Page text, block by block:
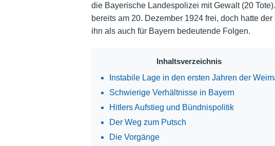
die Bayerische Landespolizei mit Gewalt (20
bereits am 20. Dezember 1924 frei, doch hatte
ihn als auch für Bayern bedeutende Folgen.
Inhaltsverzeichnis
Instabile Lage in den ersten Jahren der
Schwierige Verhältnisse in Bayern
Hitlers Aufstieg und Bündnispolitik
Der Weg zum Putsch
Die Vorgänge